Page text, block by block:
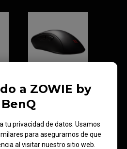
a ZOWIE by
BenQ
tu privacidad de datos. Usamos
para asegurarnos de que
al visitar nuestro sitio web.
Accesorios